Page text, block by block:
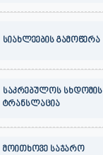
სიახლეების გამოწერა
საკრებულოს სხდომის
ტრანსლაცია
მოითხოვე საჯარო